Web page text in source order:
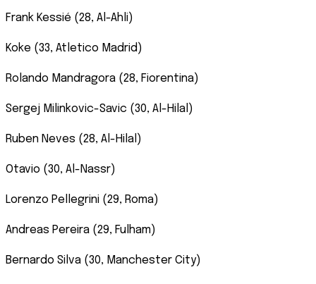
Frank Kessié (28, Al-Ahli)
Koke (33, Atletico Madrid)
Rolando Mandragora (28, Fiorentina)
Sergej Milinkovic-Savic (30, Al-Hilal)
Ruben Neves (28, Al-Hilal)
Otavio (30, Al-Nassr)
Lorenzo Pellegrini (29, Roma)
Andreas Pereira (29, Fulham)
Bernardo Silva (30, Manchester City)